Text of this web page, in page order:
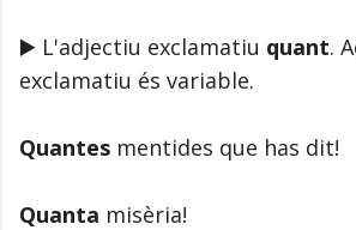
▶️ L'adjectiu exclamatiu quant.
exclamatiu és variable.
Quantes mentides que has dit!
Quanta misèria!